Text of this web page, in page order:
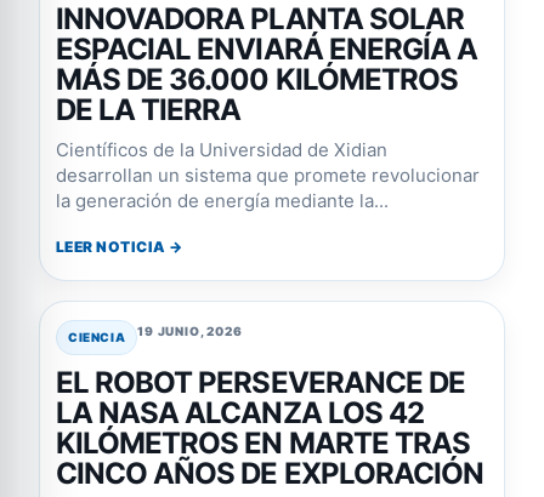
INNOVADORA PLANTA SOLAR
ESPACIAL ENVIARÁ ENERGÍA A
MÁS DE 36.000 KILÓMETROS
DE LA TIERRA
Científicos de la Universidad de Xidian
desarrollan un sistema que promete revolucionar
la generación de energía mediante la...
LEER NOTICIA →
CIENCIA 19 JUNIO, 2026
EL ROBOT PERSEVERANCE DE
LA NASA ALCANZA LOS 42
KILÓMETROS EN MARTE TRAS
CINCO AÑOS DE EXPLORACIÓN